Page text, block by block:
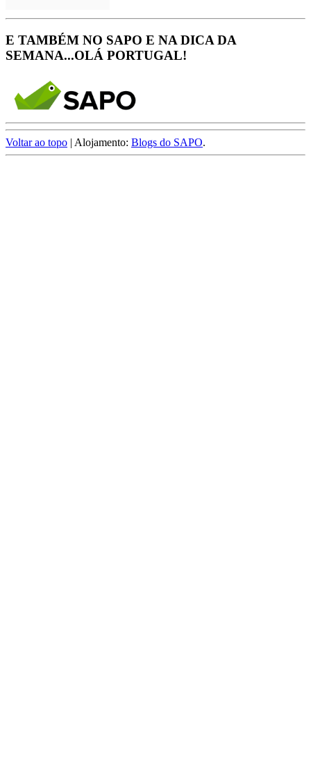
E TAMBÉM NO SAPO E NA DICA DA
SEMANA...OLÁ PORTUGAL!
Voltar ao topo | Alojamento: Blogs do SAPO.